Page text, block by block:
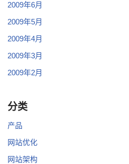
2009年6月
2009年5月
2009年4月
2009年3月
2009年2月
分类
产品
网站优化
网站架构